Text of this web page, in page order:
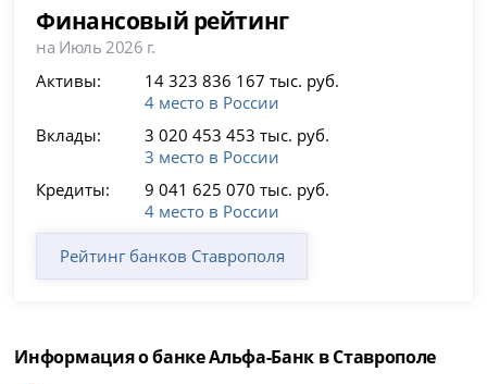
Финансовый рейтинг
на Июль 2026 г.
Активы:
14 323 836 167 тыс. руб.
4 место в России
Вклады:
3 020 453 453 тыс. руб.
3 место в России
Кредиты:
9 041 625 070 тыс. руб.
4 место в России
Рейтинг банков Ставрополя
Информация о банке Альфа-Банк в Ставрополе